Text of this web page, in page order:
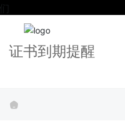
证书到期提醒